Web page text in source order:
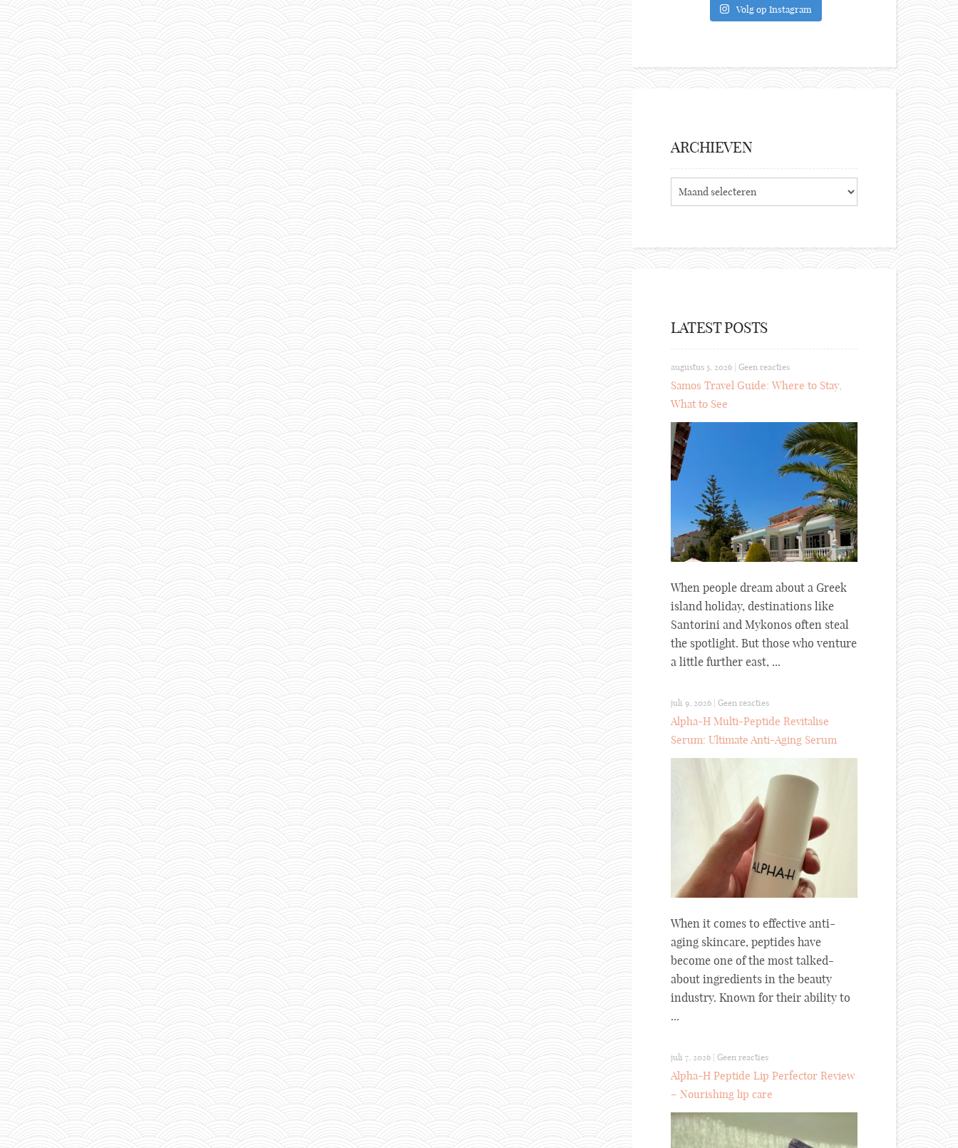
Volg op Instagram
ARCHIEVEN
LATEST POSTS
augustus 5, 2026 | Geen reacties
Samos Travel Guide: Where to Stay,
What to See
When people dream about a Greek
island holiday, destinations like
Santorini and Mykonos often steal
the spotlight. But those who venture
a little further east, ...
juli 9, 2026 | Geen reacties
Alpha-H Multi-Peptide Revitalise
Serum: Ultimate Anti-Aging Serum
When it comes to effective anti-
aging skincare, peptides have
become one of the most talked-
about ingredients in the beauty
industry. Known for their ability to
...
juli 7, 2026 | Geen reacties
Alpha-H Peptide Lip Perfector Review
– Nourishing lip care